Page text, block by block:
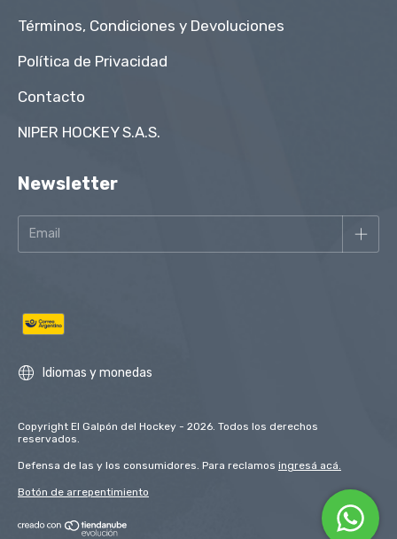
Términos, Condiciones y Devoluciones
Política de Privacidad
Contacto
NIPER HOCKEY S.A.S.
Newsletter
Idiomas y monedas
Copyright El Galpón del Hockey - 2026. Todos los derechos
reservados.
Defensa de las y los consumidores. Para reclamos ingresá acá.
Botón de arrepentimiento